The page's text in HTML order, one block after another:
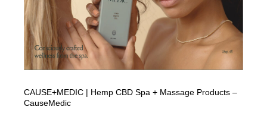
CAUSE+MEDIC | Hemp CBD Spa + Massage Products –
CauseMedic